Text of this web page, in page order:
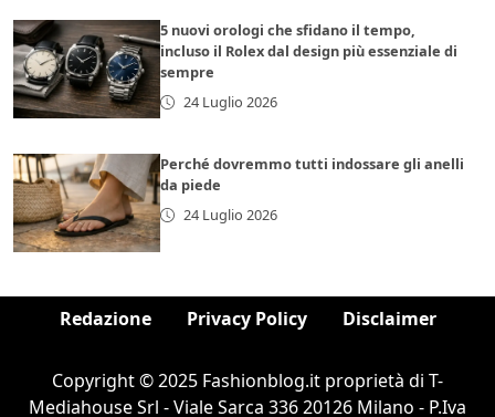
5 nuovi orologi che sfidano il tempo,
incluso il Rolex dal design più essenziale di
sempre
24 Luglio 2026
Perché dovremmo tutti indossare gli anelli
da piede
24 Luglio 2026
Redazione Privacy Policy Disclaimer
Copyright © 2025 Fashionblog.it proprietà di T-
Mediahouse Srl - Viale Sarca 336 20126 Milano - P.Iva